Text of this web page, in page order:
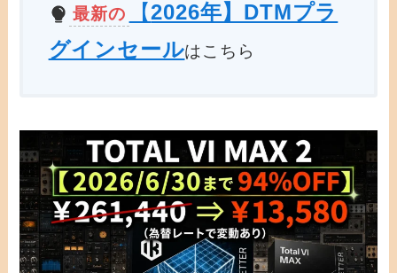
最新の
【2026年】DTMプラ
グインセールはこちら